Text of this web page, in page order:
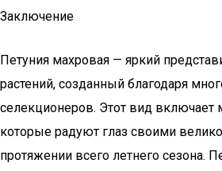
Заключение
Петуния махровая — яркий
растений, созданный благодаря
селекционеров. Этот вид включает
которые радуют глаз своими
протяжении всего летнего сезона.